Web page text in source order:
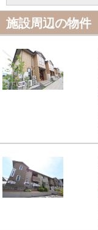
施設周辺の物件